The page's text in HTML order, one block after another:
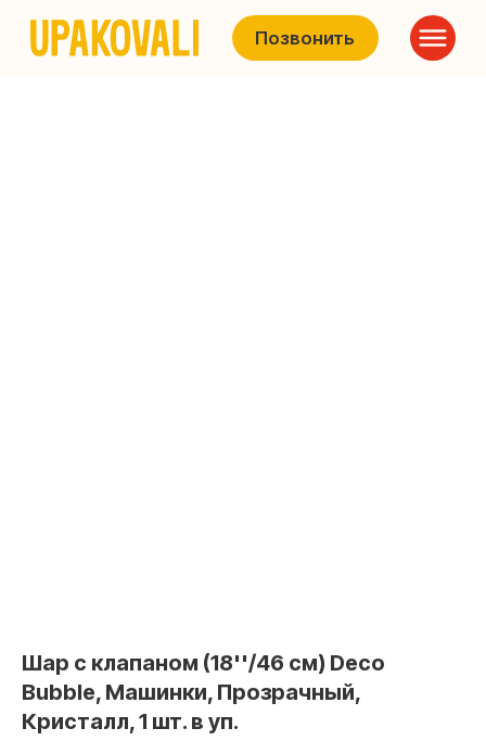
Позвонить
Шар с клапаном (18''/46 см) Deco
Bubble, Машинки, Прозрачный,
Кристалл, 1 шт. в уп.